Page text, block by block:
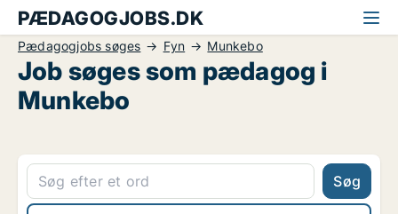
PÆDAGOGJOBS.DK
Pædagogjobs søges Fyn Munkebo
Job søges som pædagog i
Munkebo
Søg